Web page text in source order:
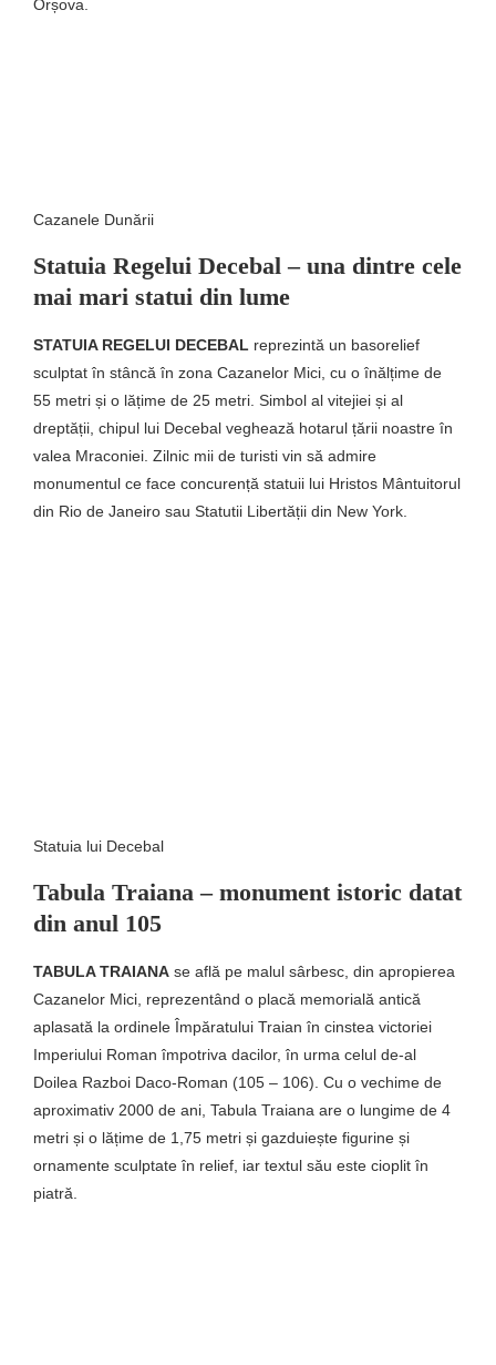
Orșova.
Cazanele Dunării
Statuia Regelui Decebal – una dintre cele
mai mari statui din lume
STATUIA REGELUI DECEBAL reprezintă un basorelief
sculptat în stâncă în zona Cazanelor Mici, cu o înălțime de
55 metri și o lățime de 25 metri. Simbol al vitejiei și al
dreptății, chipul lui Decebal veghează hotarul țării noastre în
valea Mraconiei. Zilnic mii de turisti vin să admire
monumentul ce face concurență statuii lui Hristos Mântuitorul
din Rio de Janeiro sau Statutii Libertății din New York.
Statuia lui Decebal
Tabula Traiana – monument istoric datat
din anul 105
TABULA TRAIANA se află pe malul sârbesc, din apropierea
Cazanelor Mici, reprezentând o placă memorială antică
aplasată la ordinele Împăratului Traian în cinstea victoriei
Imperiului Roman împotriva dacilor, în urma celul de-al
Doilea Razboi Daco-Roman (105 – 106). Cu o vechime de
aproximativ 2000 de ani, Tabula Traiana are o lungime de 4
metri și o lățime de 1,75 metri și gazduiește figurine și
ornamente sculptate în relief, iar textul său este cioplit în
piatră.